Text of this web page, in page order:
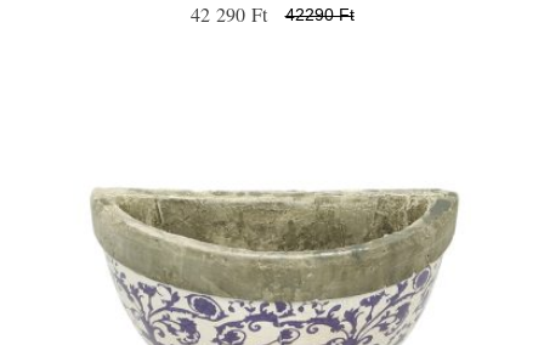
42 290 Ft 42290 Ft